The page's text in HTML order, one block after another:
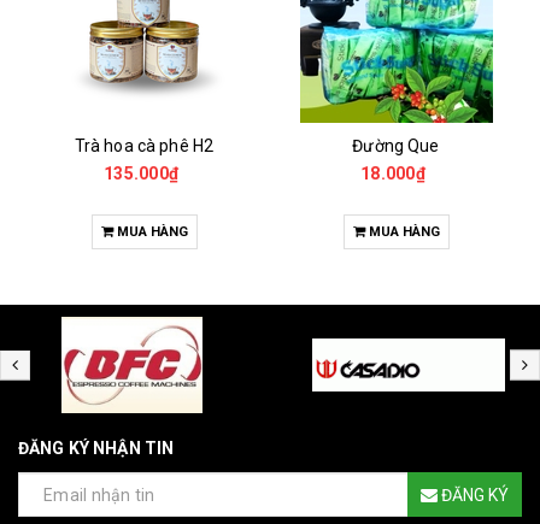
Trà hoa cà phê H2
135.000₫
MUA HÀNG
Đường Que
18.000₫
MUA HÀNG
ĐĂNG KÝ NHẬN TIN
ĐĂNG KÝ